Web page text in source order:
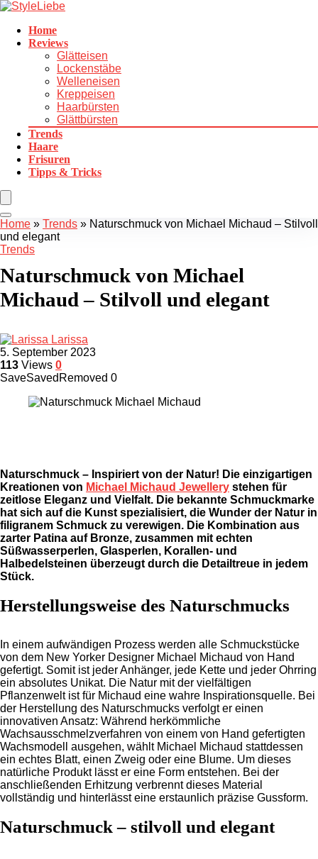
Home
Reviews
Glätteisen
Lockenstäbe
Welleneisen
Kreppeisen
Haarbürsten
Glättbürsten
Trends
Haare
Frisuren
Tipps & Tricks
Home » Trends » Naturschmuck von Michael Michaud – Stilvoll
und elegant
Trends
Naturschmuck von Michael
Michaud – Stilvoll und elegant
Larissa
5. September 2023
113 Views 0
SaveSaved Removed 0
Naturschmuck – Inspiriert von der Natur! Die einzigartigen
Kreationen von Michael Michaud Jewellery stehen für
zeitlose Eleganz und Vielfalt. Die bekannte Schmuckmarke
hat sich auf die Kunst spezialisiert, die Wunder der Natur in
filigranem Schmuck zu verewigen. Die Kombination aus
zarter Patina auf Bronze, zusammen mit echten
Süßwasserperlen, Glasperlen, Korallen- und
Halbedelsteinen überzeugt durch die Detailtreue in jedem
Stück.
Herstellungsweise des Naturschmucks
In einem aufwändigen Prozess werden alle Schmuckstücke
von dem New Yorker Designer Michael Michaud von Hand
gefertigt. Somit ist jeder Anhänger, jede Kette und jeder Ohrring
ein absolutes Unikat. Die Natur mit der vielfältigen
Pflanzenwelt ist für Michaud eine wahre Inspirationsquelle. Bei
der Herstellung des Naturschmucks verfolgt er einen
innovativen Ansatz: Während herkömmliche
Wachsausschmelzverfahren von einem von Hand gefertigten
Wachsmodell ausgehen, wählt Michael Michaud stattdessen
ein echtes Blatt, einen Zweig oder eine Blume. Um dieses
natürliche Produkt lässt er eine Form entstehen. Bei der
anschließenden Erhitzung verbrennt dieses Material
vollständig und hinterlässt eine erstaunlich präzise Gussform.
Naturschmuck – stilvoll und elegant